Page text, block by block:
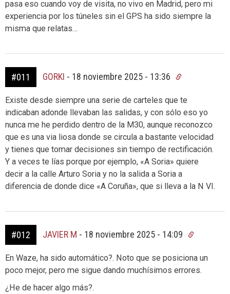
pasa eso cuando voy de visita, no vivo en Madrid, pero mi
experiencia por los túneles sin el GPS ha sido siempre la
misma que relatas…
#011 GORKI - 18 noviembre 2025 - 13:36
Existe desde siempre una serie de carteles que te
indicaban adonde llevaban las salidas, y con sólo eso yo
nunca me he perdido dentro de la M30, aunque reconozco
que es una via liosa donde se circula a bastante velocidad
y tienes que tomar decisiones sin tiempo de rectificación.
Y a veces te lías porque por ejemplo, «A Soria» quiere
decir a la calle Arturo Soria y no la salida a Soria a
diferencia de donde dice «A Coruña», que si lleva a la N VI.
#012 JAVIER M - 18 noviembre 2025 - 14:09
En Waze, ha sido automático?. Noto que se posiciona un
poco mejor, pero me sigue dando muchísimos errores.
¿He de hacer algo más?.